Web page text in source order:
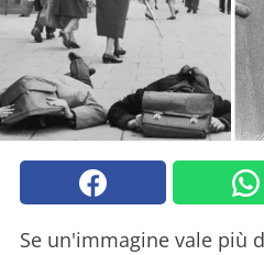
Se un'immagine vale più